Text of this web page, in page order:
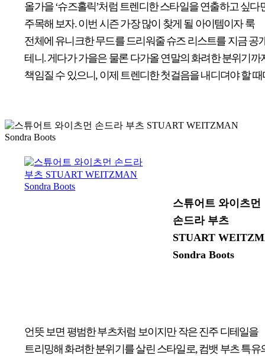
올가을 ‘슈즈홀릭’처럼 트렌디한 스타일을 연출하고 싶다
주목해 보자. 이번 시즌 가장 많이 찾게 될 아이템이자 룩
전체에 유니크한 무드를 드리워줄 슈즈 리스트를 지금 공
테니. 게다가 가을은 물론 다가올 연말의 화려한 분위기까
책임질 수 있으니, 이제 트렌디한 첫걸음을 내디뎌야 할 때
스튜어트 와이츠먼
손드라 부츠
STUART
Sondra Boots
언뜻 보면 평범한 부츠처럼 보이지만 작은 진주 디테일을
트리밍해 화려한 분위기를 살린 스타일로, 컴뱃 부츠 특유